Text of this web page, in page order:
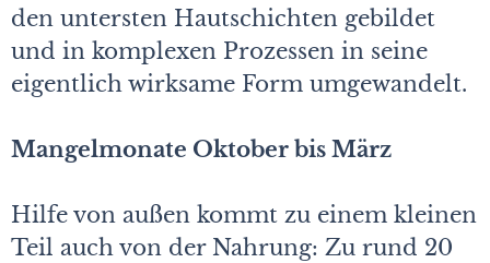
den untersten Hautschichten gebildet
und in komplexen Prozessen in seine
eigentlich wirksame Form umgewandelt.
Mangelmonate Oktober bis März
Hilfe von außen kommt zu einem kleinen
Teil auch von der Nahrung: Zu rund 20